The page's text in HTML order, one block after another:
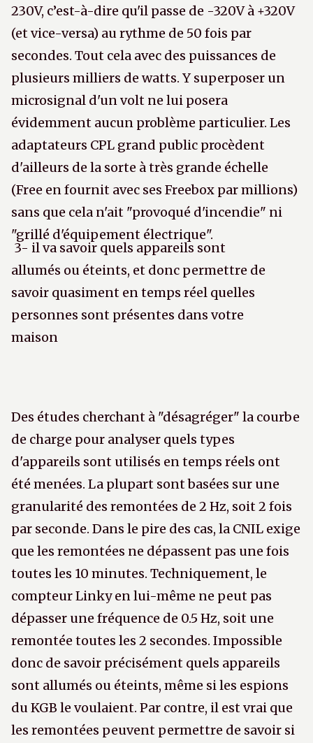
230V, c’est-à-dire qu'il passe de -320V à +320V
(et vice-versa) au rythme de 50 fois par
secondes. Tout cela avec des puissances de
plusieurs milliers de watts. Y superposer un
microsignal d'un volt ne lui posera
évidemment aucun problème particulier. Les
adaptateurs CPL grand public procèdent
d'ailleurs de la sorte à très grande échelle
(Free en fournit avec ses Freebox par millions)
sans que cela n'ait "provoqué d'incendie" ni
"grillé d'équipement électrique".
3- il va savoir quels appareils sont
allumés ou éteints, et donc permettre de
savoir quasiment en temps réel quelles
personnes sont présentes dans votre
maison
Des études cherchant à "désagréger" la courbe
de charge pour analyser quels types
d'appareils sont utilisés en temps réels ont
été menées. La plupart sont basées sur une
granularité des remontées de 2 Hz, soit 2 fois
par seconde. Dans le pire des cas, la CNIL exige
que les remontées ne dépassent pas une fois
toutes les 10 minutes. Techniquement, le
compteur Linky en lui-même ne peut pas
dépasser une fréquence de 0.5 Hz, soit une
remontée toutes les 2 secondes. Impossible
donc de savoir précisément quels appareils
sont allumés ou éteints, même si les espions
du KGB le voulaient. Par contre, il est vrai que
les remontées peuvent permettre de savoir si